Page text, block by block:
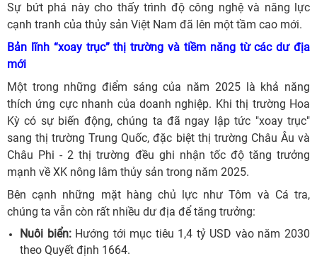
Sự bứt phá này cho thấy trình độ công nghệ và năng lực
cạnh tranh của thủy sản Việt Nam đã lên một tầm cao mới.
Bản lĩnh “xoay trục” thị trường và tiềm năng từ các dư địa
mới
Một trong những điểm sáng của năm 2025 là khả năng
thích ứng cực nhanh của doanh nghiệp. Khi thị trường Hoa
Kỳ có sự biến động, chúng ta đã ngay lập tức "xoay trục"
sang thị trường Trung Quốc, đặc biệt thị trường Châu Âu và
Châu Phi - 2 thị trường đều ghi nhận tốc độ tăng trưởng
mạnh về XK nông lâm thủy sản trong năm 2025.
Bên cạnh những mặt hàng chủ lực như Tôm và Cá tra,
chúng ta vẫn còn rất nhiều dư địa để tăng trưởng:
Nuôi biển:Hướng tới mục tiêu 1,4 tỷ USD vào năm 2030
theo Quyết định 1664.